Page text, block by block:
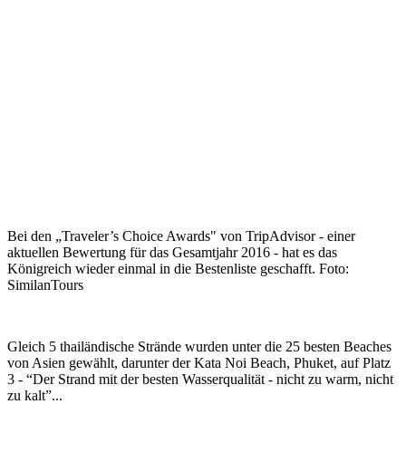
Bei den „Traveler’s Choice Awards" von TripAdvisor - einer
aktuellen Bewertung für das Gesamtjahr 2016 - hat es das
Königreich wieder einmal in die Bestenliste geschafft. Foto:
SimilanTours
Gleich 5 thailändische Strände wurden unter die 25 besten Beaches
von Asien gewählt, darunter der Kata Noi Beach, Phuket, auf Platz
3 - “Der Strand mit der besten Wasserqualität - nicht zu warm, nicht
zu kalt”...